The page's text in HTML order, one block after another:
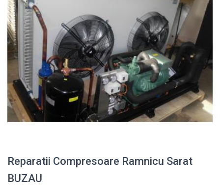
Reparatii Compresoare Ramnicu Sarat
BUZAU